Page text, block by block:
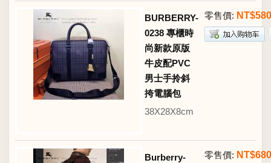
BURBERRY-
0238 專櫃時
尚新款原版
牛皮配PVC
男士手拎斜
挎電腦包
38X28X8cm
零售價:
Burberry-
零售價: